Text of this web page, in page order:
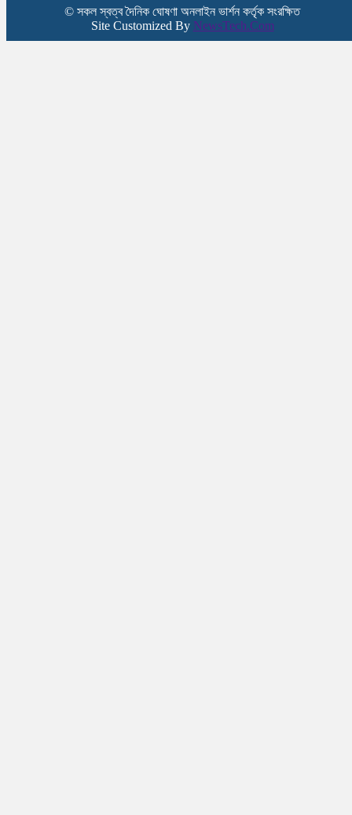
© সকল স্বত্ব দৈনিক ঘোষণা অনলাইন ভার্শন কর্তৃক সংরক্ষিত
Site Customized By NewsTech.Com